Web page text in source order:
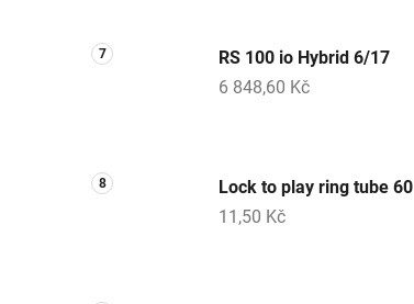
RS 100 io Hybrid 6/17
6 848,60 Kč
Lock to play ring tube 60
11,50 Kč